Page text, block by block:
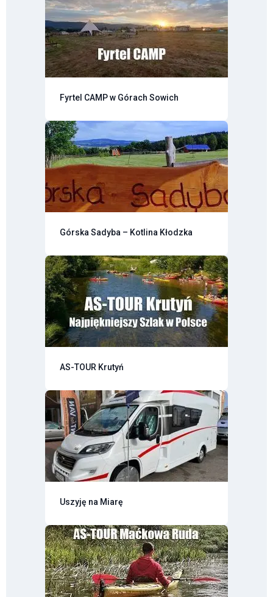
Fyrtel CAMP w Górach Sowich
Górska Sadyba – Kotlina Kłodzka
AS-TOUR Krutyń
Uszyję na Miarę